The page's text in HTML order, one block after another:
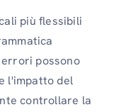
più flessibili
possono
l'impatto del
controllare la